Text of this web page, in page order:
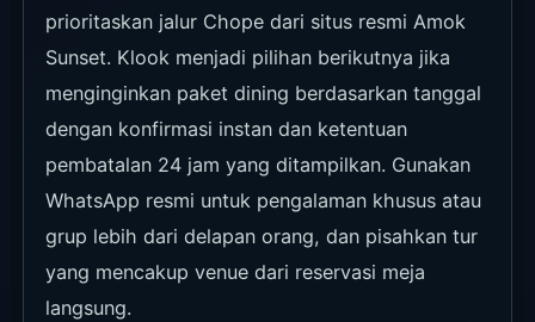
prioritaskan jalur Chope dari situs resmi Amok
Sunset. Klook menjadi pilihan berikutnya jika
menginginkan paket dining berdasarkan tanggal
dengan konfirmasi instan dan ketentuan
pembatalan 24 jam yang ditampilkan. Gunakan
WhatsApp resmi untuk pengalaman khusus atau
grup lebih dari delapan orang, dan pisahkan tur
yang mencakup venue dari reservasi meja
langsung.